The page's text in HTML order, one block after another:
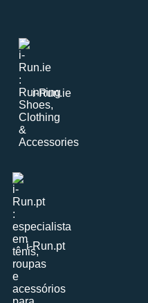
i-Run.ie
i-Run.pt